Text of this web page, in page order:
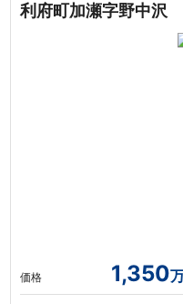
利府町加瀬字野中沢
価格 1,350